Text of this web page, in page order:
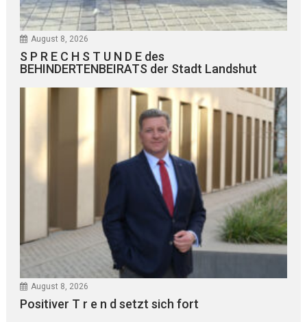
August 8, 2026
S P R E C H S T U N D E des
BEHINDERTENBEIRATS der Stadt Landshut
August 8, 2026
Positiver T r e n d setzt sich fort